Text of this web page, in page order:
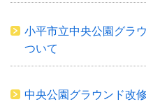
小平市立中央公園グラ
ついて
中央公園グラウンド改